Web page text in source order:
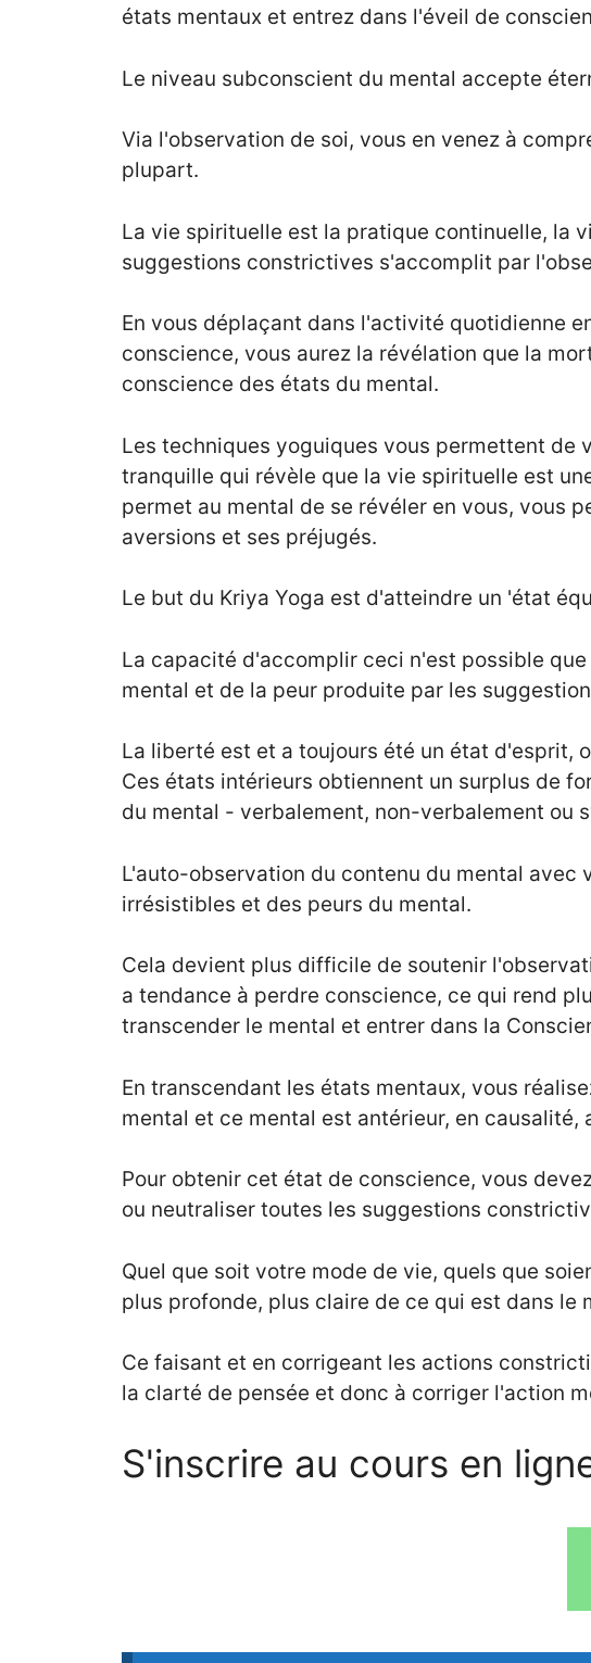
états mentaux et entrez dans l'éveil de
Le niveau subconscient du mental accepte
Via l'observation de soi, vous en venez à
plupart.
La vie spirituelle est la pratique continuelle, la
suggestions constrictives s'accomplit par
En vous déplaçant dans l'activité quotidienne
conscience, vous aurez la révélation que la
conscience des états du mental.
Les techniques yoguiques vous permettent de
tranquille qui révèle que la vie spirituelle est
permet au mental de se révéler en vous, vous
aversions et ses préjugés.
Le but du Kriya Yoga est d'atteindre un 'état
La capacité d'accomplir ceci n'est possible
mental et de la peur produite par les
La liberté est et a toujours été un état d'esprit,
Ces états intérieurs obtiennent un surplus de
du mental - verbalement, non-verbalement ou
L'auto-observation du contenu du mental
irrésistibles et des peurs du mental.
Cela devient plus difficile de soutenir
a tendance à perdre conscience, ce qui rend
transcender le mental et entrer dans la
En transcendant les états mentaux, vous
mental et ce mental est antérieur, en causalité,
Pour obtenir cet état de conscience, vous
ou neutraliser toutes les suggestions
Quel que soit votre mode de vie, quels que
plus profonde, plus claire de ce qui est dans
Ce faisant et en corrigeant les actions
la clarté de pensée et donc à corriger l'action
S'inscrire au cours en